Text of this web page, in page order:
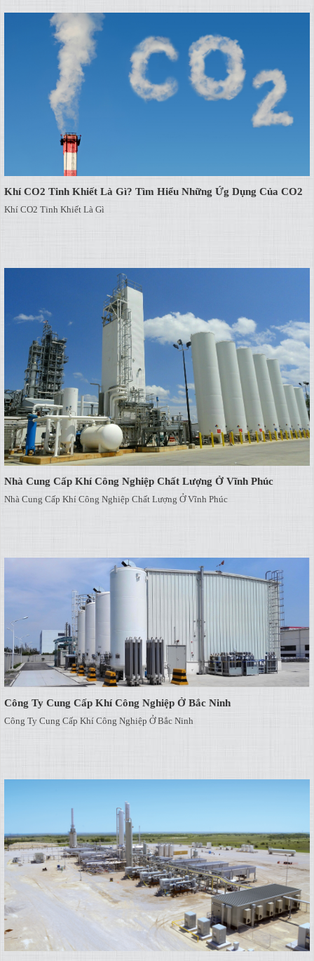
Khí CO2 Tinh Khiết Là Gì? Tìm Hiểu Những Ứg Dụng Của CO2
Khí CO2 Tinh Khiết Là Gì
Nhà Cung Cấp Khí Công Nghiệp Chất Lượng Ở Vĩnh Phúc
Nhà Cung Cấp Khí Công Nghiệp Chất Lượng Ở Vĩnh Phúc
Công Ty Cung Cấp Khí Công Nghiệp Ở Bắc Ninh
Công Ty Cung Cấp Khí Công Nghiệp Ở Bắc Ninh